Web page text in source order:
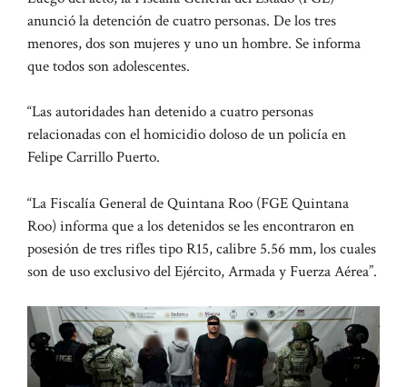
anunció la detención de cuatro personas. De los tres
menores, dos son mujeres y uno un hombre. Se informa
que todos son adolescentes.
“Las autoridades han detenido a cuatro personas
relacionadas con el homicidio doloso de un policía en
Felipe Carrillo Puerto.
“La Fiscalía General de Quintana Roo (FGE Quintana
Roo) informa que a los detenidos se les encontraron en
posesión de tres rifles tipo R15, calibre 5.56 mm, los cuales
son de uso exclusivo del Ejército, Armada y Fuerza Aérea”.